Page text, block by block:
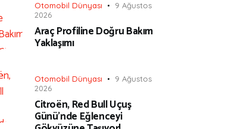
Otomobil Dünyası
9 Ağustos
2026
Araç Profiline Doğru Bakım
Yaklaşımı
Otomobil Dünyası
9 Ağustos
2026
Citroën, Red Bull Uçuş
Günü’nde Eğlenceyi